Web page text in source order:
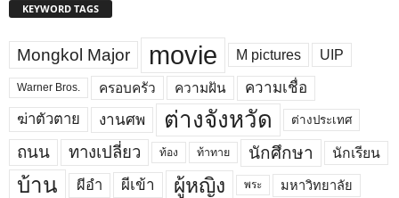
KEYWORD TAGS
Mongkol Major movie M pictures UIP
Warner Bros. ครอบครัว ความฝัน
ความเชื่อ
ฆ่าตัวตาย
งานศพ ต่างจังหวัด ต่างประเทศ
ถนน ทางเปลี่ยว ท้อง ท้าทาย นักศึกษา นักเรียน
บ้าน ผีอำ ผีเข้า ผู้หญิง พระ มหาวิทยาลัย